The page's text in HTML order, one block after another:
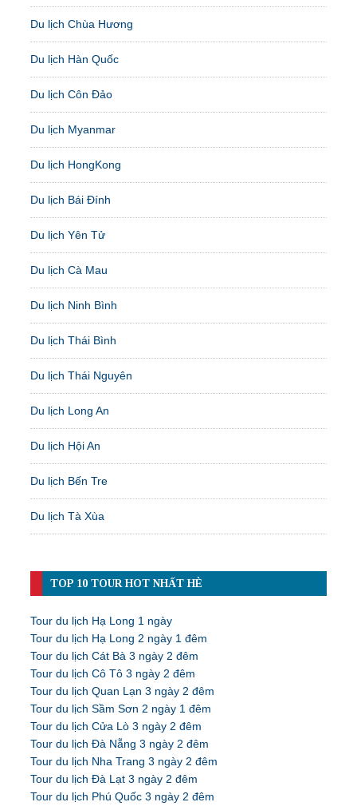
Du lịch Chùa Hương
Du lịch Hàn Quốc
Du lịch Côn Đảo
Du lịch Myanmar
Du lịch HongKong
Du lịch Bái Đính
Du lịch Yên Tử
Du lịch Cà Mau
Du lịch Ninh Bình
Du lịch Thái Bình
Du lịch Thái Nguyên
Du lịch Long An
Du lịch Hội An
Du lịch Bến Tre
Du lịch Tà Xùa
TOP 10 TOUR HOT NHẤT HÈ
Tour du lịch Hạ Long 1 ngày
Tour du lịch Hạ Long 2 ngày 1 đêm
Tour du lịch Cát Bà 3 ngày 2 đêm
Tour du lịch Cô Tô 3 ngày 2 đêm
Tour du lịch Quan Lạn 3 ngày 2 đêm
Tour du lịch Sầm Sơn 2 ngày 1 đêm
Tour du lịch Cửa Lò 3 ngày 2 đêm
Tour du lịch Đà Nẵng 3 ngày 2 đêm
Tour du lịch Nha Trang 3 ngày 2 đêm
Tour du lịch Đà Lạt 3 ngày 2 đêm
Tour du lịch Phú Quốc 3 ngày 2 đêm